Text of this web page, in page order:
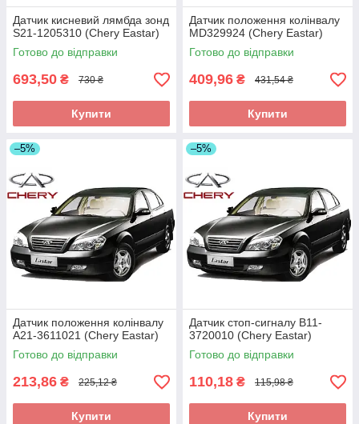
Датчик кисневий лямбда зонд
S21-1205310 (Chery Eastar)
Готово до відправки
693,50 ₴ 730 ₴
Купити
Датчик положення колінвалу
MD329924 (Chery Eastar)
Готово до відправки
409,96 ₴ 431,54 ₴
Купити
–5%
Датчик положення колінвалу
A21-3611021 (Chery Eastar)
Готово до відправки
213,86 ₴ 225,12 ₴
Купити
–5%
Датчик стоп-сигналу B11-
3720010 (Chery Eastar)
Готово до відправки
110,18 ₴ 115,98 ₴
Купити